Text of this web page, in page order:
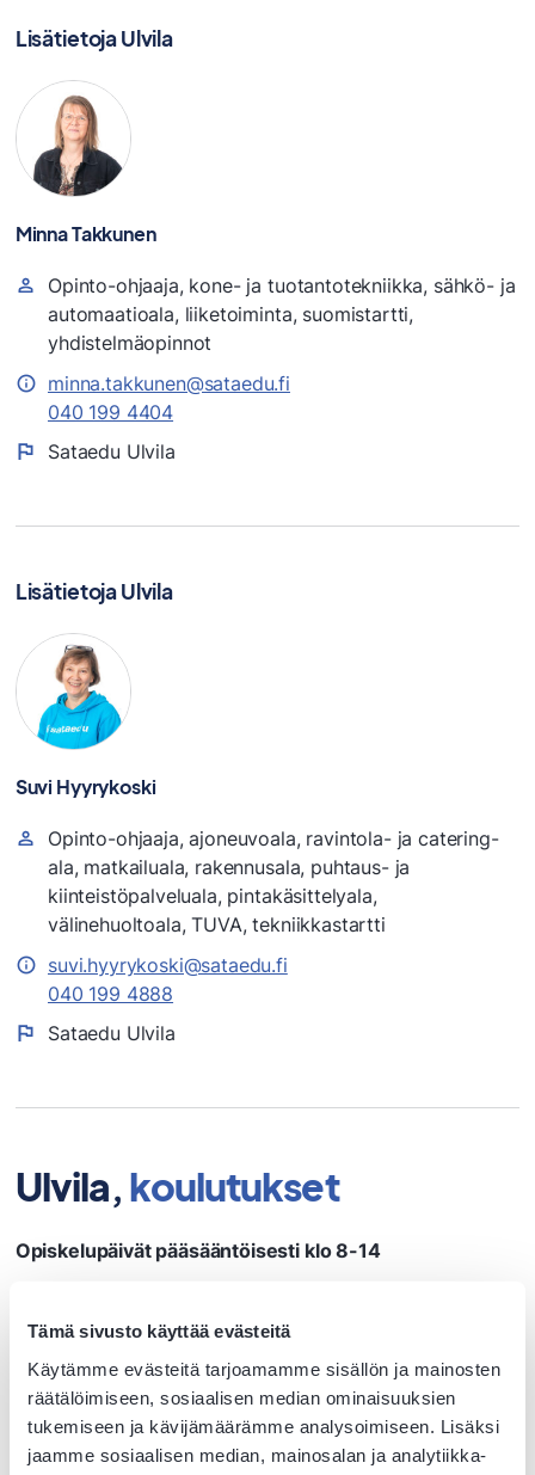
Tämä sivusto käyttää evästeitä
Käytämme evästeitä tarjoamamme sisällön ja mainosten
räätälöimiseen, sosiaalisen median ominaisuuksien
tukemiseen ja kävijämäärämme analysoimiseen. Lisäksi
jaamme sosiaalisen median, mainosalan ja analytiikka-
Lisätietoja Ulvila
Minna Takkunen
Opinto-ohjaaja, kone- ja tuotantotekniikka, sähkö- ja
automaatioala, liiketoiminta, suomistartti,
yhdistelmäopinnot
minna.takkunen@sataedu.fi
040 199 4404
Sataedu Ulvila
Lisätietoja Ulvila
Suvi Hyyrykoski
Opinto-ohjaaja, ajoneuvoala, ravintola- ja catering-
ala, matkailuala, rakennusala, puhtaus- ja
kiinteistöpalveluala, pintakäsittelyala,
välinehuoltoala, TUVA, tekniikkastartti
suvi.hyyrykoski@sataedu.fi
040 199 4888
Sataedu Ulvila
Ulvila, koulutukset
Opiskelupäivät pääsääntöisesti klo 8-14
autokorimekaanikko
Matkailualan perustutkinto, matkailupalvelujen
tuottaja (ei yhteishaussa)
Kone- ja tuotantotekniikan perustutkinto
koneasentaja, koneautomaatioasentaja, koneistaja,